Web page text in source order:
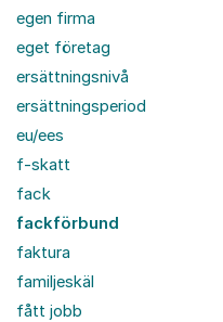
egen firma
eget företag
ersättningsnivå
ersättningsperiod
eu/ees
f-skatt
fack
fackförbund
faktura
familjeskäl
fått jobb